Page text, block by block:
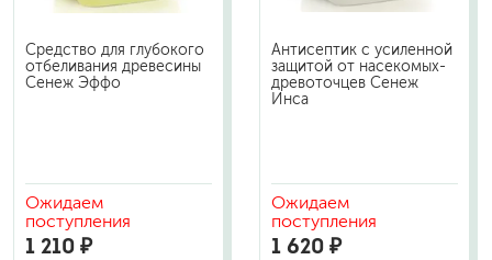
Средство для глубокого
отбеливания древесины
Сенеж Эффо
Ожидаем
поступления
1 210 ₽
Антисептик с усиленной
защитой от насекомых-
древоточцев Сенеж
Инса
Ожидаем
поступления
1 620 ₽